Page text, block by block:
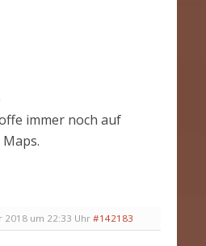
immer noch auf
2018 um 22:33 Uhr #142183